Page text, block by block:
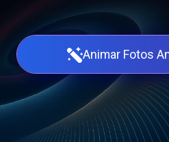
Animar Fotos